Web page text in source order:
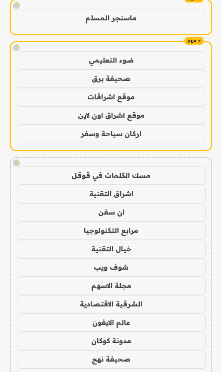
!
ماسنجر المسلم
!
ضوء التعليمي
صحيفة برق
موقع اشراقات
موقع اشراق اون لاين
اركان سياحة وسفر
!
مسك الكلمات في قوقل
اشراق التقنية
ان سفن
مرابع التكنولوجيا
خيال التقنية
شوف ويب
مجلة الاسهم
الشرقية الاقتصادية
عالم الايفون
مدونة كوكان
صحيفة نهج